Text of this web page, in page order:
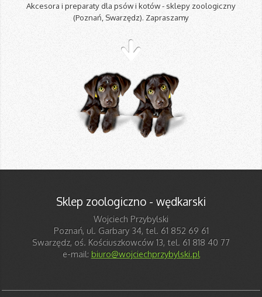
Akcesora i preparaty dla psów i kotów - sklepy zoologiczny
(Poznań, Swarzędz). Zapraszamy
Sklep zoologiczno - wędkarski
Wojciech Przybylski
Poznań, ul. Garbary 34, tel. 61 852 69 61
Swarzędz, oś. Kościuszkowców 13, tel. 61 818 40 77
e-mail: biuro@wojciechprzybylski.pl